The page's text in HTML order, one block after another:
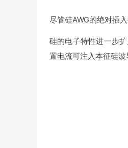
尽管硅AWG的绝对插
硅的电子特性进一步
置电流可注入本征硅波